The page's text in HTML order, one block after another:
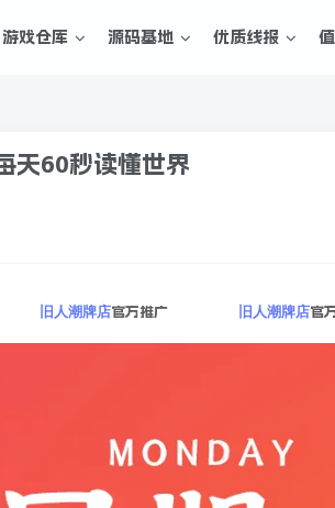
游戏仓库 源码基地 优质线报
天60秒读懂世界
旧人潮牌店官方推广 旧人潮牌店官